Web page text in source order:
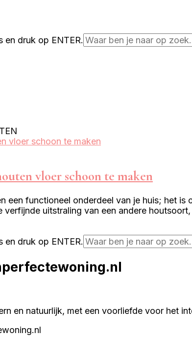
en druk op ENTER.
vloer schoon te maken
een functioneel onderdeel van je huis; het
uitstraling van een andere
en druk op ENTER.
en natuurlijk, met een voorliefde voor het